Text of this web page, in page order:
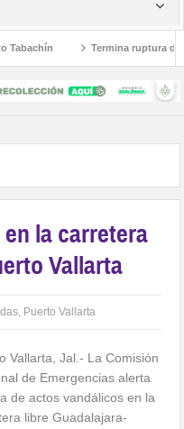
Termina ruptura
la carretera
Vallarta
, Puerto Vallarta
Vallarta, Jal.- La Comisión
de Emergencias alerta
de actos vandálicos en la
libre Guadalajara-